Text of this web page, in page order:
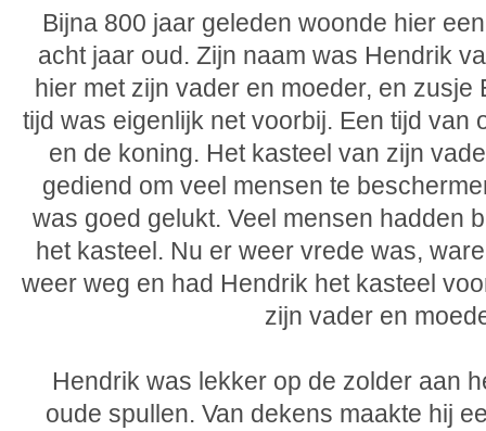
Bijna 800 jaar geleden woonde hier
acht jaar oud. Zijn naam was Hendrik
hier met zijn vader en moeder, en zusje
tijd was eigenlijk net voorbij. Een tijd van
en de koning. Het kasteel van zijn
gediend om veel mensen te
was goed gelukt. Veel mensen hadden
het kasteel. Nu er weer vrede was,
weer weg en had Hendrik het kasteel
zijn vader en
Hendrik was lekker op de zolder aan
oude spullen. Van dekens maakte hij